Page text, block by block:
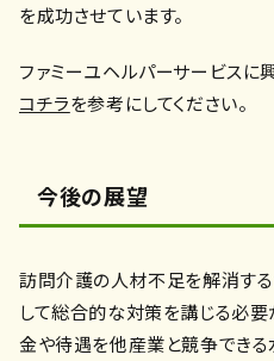
を成功させています。
ファミーユヘルパーサービス
コチラを参考にしてください。
今後の展望
訪問介護の人材不足を解消す
して総合的な対策を講じる必要
金や待遇を他産業と競争でき